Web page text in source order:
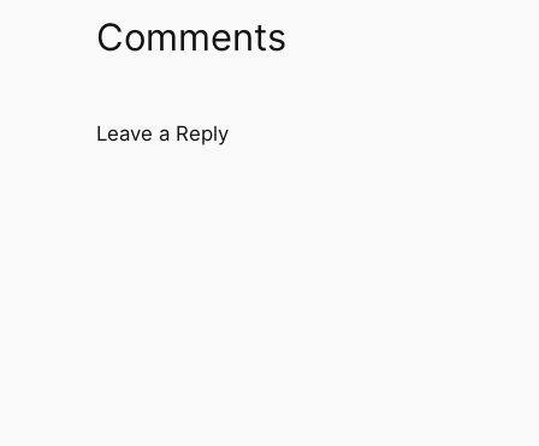
Comments
Leave a Reply